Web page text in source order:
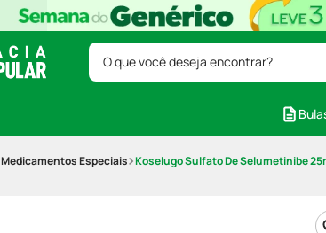
O que você deseja encontrar?
Medicamentos Especiais Koselugo Sulfato De Selumetinibe